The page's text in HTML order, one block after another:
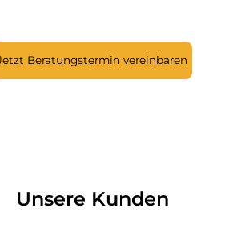
Beratungstermin vereinbaren
Unsere Kunden